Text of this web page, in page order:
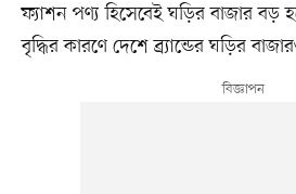
ফ্যাশন পণ্য হিসেবেই ঘড়ির বাজার বড়
বৃদ্ধির কারণে দেশে ব্র্যান্ডের ঘড়ির